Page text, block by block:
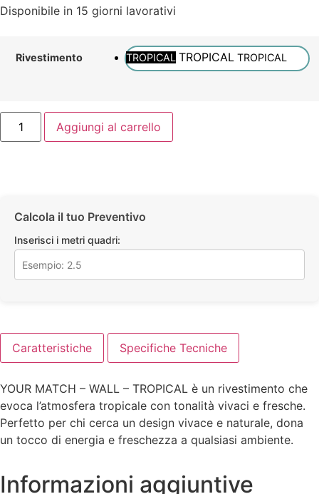
Disponibile in 15 giorni lavorativi
Rivestimento TROPICAL TROPICAL TROPICAL
Aggiungi al carrello
Calcola il tuo Preventivo
Inserisci i metri quadri:
Caratteristiche Specifiche Tecniche
YOUR MATCH – WALL – TROPICAL è un rivestimento che
evoca l’atmosfera tropicale con tonalità vivaci e fresche.
Perfetto per chi cerca un design vivace e naturale, dona
un tocco di energia e freschezza a qualsiasi ambiente.
Informazioni aggiuntive